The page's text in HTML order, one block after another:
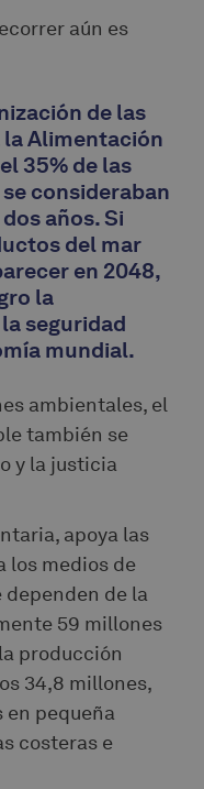
aún es
de las
la Alimentación
35% de las
consideraban
años. Si
del mar
en 2048,
la
seguridad
mundial.
ambientales, el
también se
y la justicia
apoya las
los medios de
dependen de la
59 millones
producción
34,8 millones,
en pequeña
costeras e